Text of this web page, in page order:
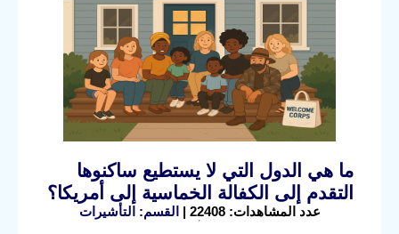
ما هي الدول التي لا يستطيع ساكنوها
التقدم إلى الكفالة الخماسية إلى أمريكا؟
عدد المشاهدات: 22408 | القسم: التأشيرات